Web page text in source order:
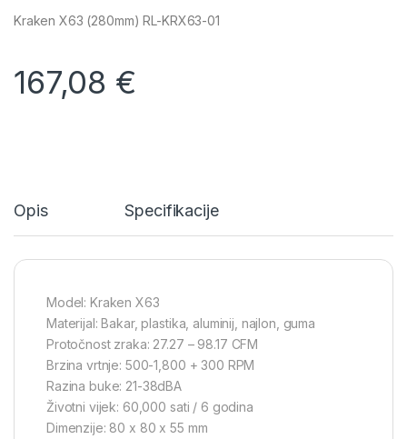
Kraken X63 (280mm) RL-KRX63-01
167,08 €
Opis Specifikacije
Model: Kraken X63
Materijal: Bakar, plastika, aluminij, najlon, guma
Protočnost zraka: 27.27 – 98.17 CFM
Brzina vrtnje: 500-1,800 + 300 RPM
Razina buke: 21-38dBA
Životni vijek: 60,000 sati / 6 godina
Dimenzije: 80 x 80 x 55 mm